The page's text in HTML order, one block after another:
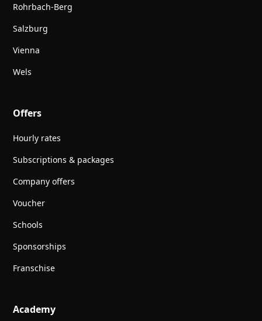
Rohrbach-Berg
Salzburg
Vienna
Wels
Offers
Hourly rates
Subscriptions & packages
Company offers
Voucher
Schools
Sponsorships
Franschise
Academy